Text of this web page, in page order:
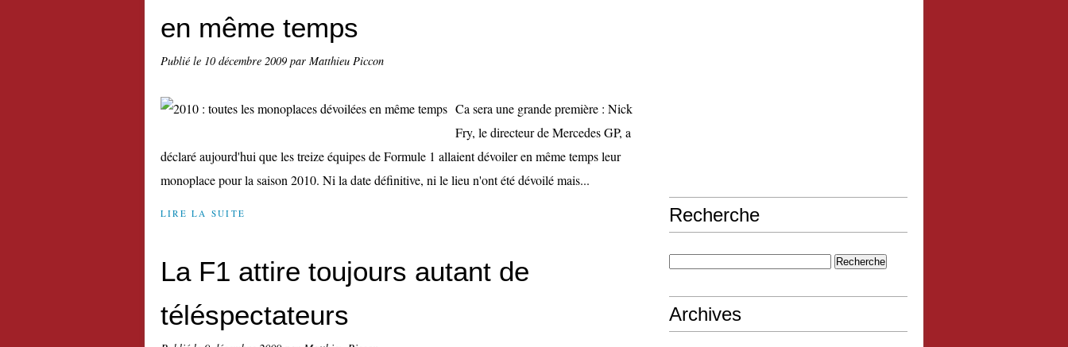
en même temps
Publié le 10 décembre 2009 par Matthieu Piccon
Ca sera une grande première : Nick
Fry, le directeur de Mercedes GP, a
déclaré aujourd'hui que les treize équipes de Formule 1 allaient dévoiler en même temps leur
monoplace pour la saison 2010. Ni la date définitive, ni le lieu n'ont été dévoilé mais...
LIRE LA SUITE
La F1 attire toujours autant de
téléspectateurs
Recherche
Archives